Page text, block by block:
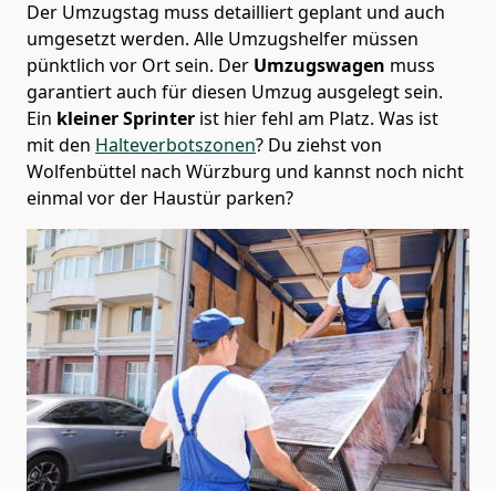
Der Umzugstag muss detailliert geplant und auch
umgesetzt werden. Alle Umzugshelfer müssen
pünktlich vor Ort sein. Der Umzugswagen muss
garantiert auch für diesen Umzug ausgelegt sein.
Ein kleiner Sprinter ist hier fehl am Platz. Was ist
mit den Halteverbotszonen? Du ziehst von
Wolfenbüttel nach Würzburg und kannst noch nicht
einmal vor der Haustür parken?